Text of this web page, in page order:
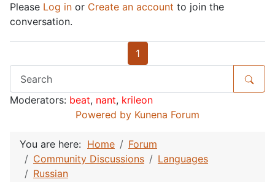
Please Log in or Create an account to join the
conversation.
1
Moderators: beat, nant, krileon
Powered by Kunena Forum
You are here: Home
Forum
Community Discussions
Languages
Russian